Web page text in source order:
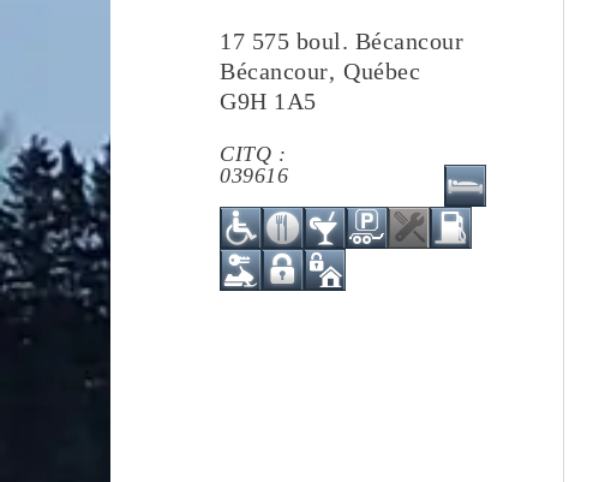
17 575 boul. Bécancour
Bécancour, Québec
G9H 1A5
CITQ :
039616